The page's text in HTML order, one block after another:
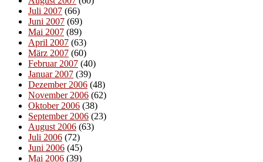
Juli 2007 (66)
Juni 2007 (69)
Mai 2007 (89)
April 2007 (63)
März 2007 (60)
Februar 2007 (40)
Januar 2007 (39)
Dezember 2006 (48)
November 2006 (62)
Oktober 2006 (38)
September 2006 (23)
August 2006 (63)
Juli 2006 (72)
Juni 2006 (45)
Mai 2006 (39)